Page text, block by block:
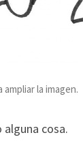
la imagen.
cosa.